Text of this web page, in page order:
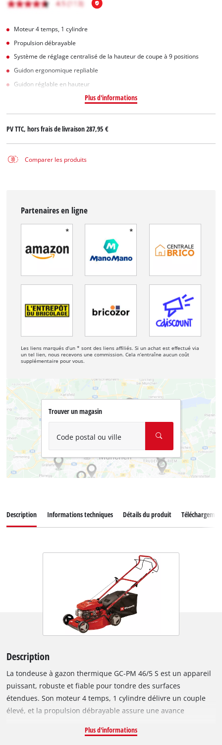
Moteur 4 temps, 1 cylindre
Propulsion débrayable
Système de réglage centralisé de la hauteur de coupe à 9 positions
Guidon ergonomique repliable
Guidon réglable en hauteur
Plus d'informations
PV TTC, hors frais de livraison287,95 €
Comparer les produits
Partenaires en ligne
Les liens marqués d’un * sont des liens affiliés. Si un achat est effectué via
un tel lien, nous recevons une commission. Cela n’entraîne aucun coût
supplémentaire pour vous.
Trouver un magasin
Code postal ou ville
Description Informations techniques Détails du produit
Description
La tondeuse à gazon thermique GC-PM 46/5 S est un appareil
puissant, robuste et fiable pour tondre des surfaces
étendues. Son moteur 4 temps, 1 cylindre délivre un couple
élevé, et la propulsion débrayable assure une avance
hauteur de coupe à 9 positions, la hauteur de coupe
Plus d'informations